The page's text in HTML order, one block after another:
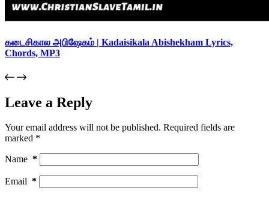
கடைசிகால அபிஷேகம் | Kadaisikala Abishekham Lyrics,
Chords, MP3
Leave a Reply
Your email address will not be published. Required fields are
marked *
Name *
Email *